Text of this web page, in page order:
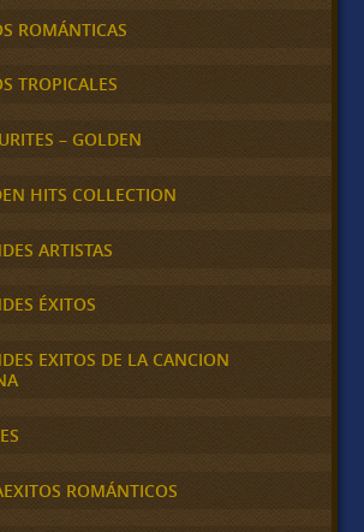
ROMÁNTICAS
TROPICALES
– GOLDEN
HITS COLLECTION
ARTISTAS
ÉXITOS
EXITOS DE LA CANCION
ROMÁNTICOS